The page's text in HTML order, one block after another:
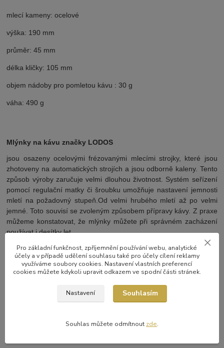
mlecí kameny: ocelové
výška: 190 mm
průměr: 45 mm
délka kličky: 105 mm
objem nádoby pro pomletou kávu : 30 g
váha: 490 g
Mlýnky na kávu značky LODOS
jsou osazeny ocelovými frézovanými mlecími strojky, které jsou
zhotoveny na automatických strojích a jsou odborně kaleny. Tento
způsob výroby zaručuje velmi dlouhou životnost. Systém seřízení
pomocí regulační matky či šroubku umožňuje nastavení jemnosti
mletí na požadovný stupeň.Od velmi hrubého mletí až po velmi
jemné. Toto souvisí se zvoleným způsobem přípravy kávy. Z praxe
můžeme konstatovat, že mlýnky můžete při správném zacházení
používat i desítky let.
Zboží zařazeno v kategoriích
Mlýnky na kávu
Pro základní funkčnost, zpříjemnění používání webu, analytické
účely a v případě udělení souhlasu také pro účely cílení reklamy
využíváme soubory cookies. Nastavení vlastních preferencí
cookies můžete kdykoli upravit odkazem ve spodní části stránek.
Nastavení Souhlasím
Souhlas můžete odmítnout zde.